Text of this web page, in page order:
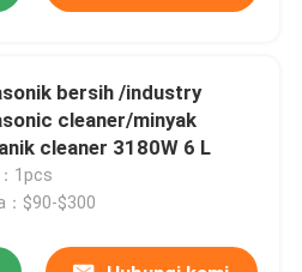
bersih /industry
cleaner/minyak
cleaner 3180W 6 L
1pcs
：$90-$300